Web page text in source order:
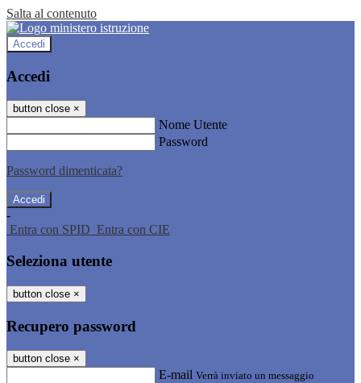
Salta al contenuto
Accedi
Accedi
button close ×
Nome Utente
Password
Password dimenticata?
-
Entra con SPID Entra con CIE
Seleziona utente
button close ×
Recupero password
button close ×
E-mail Verrà inviato un messaggio